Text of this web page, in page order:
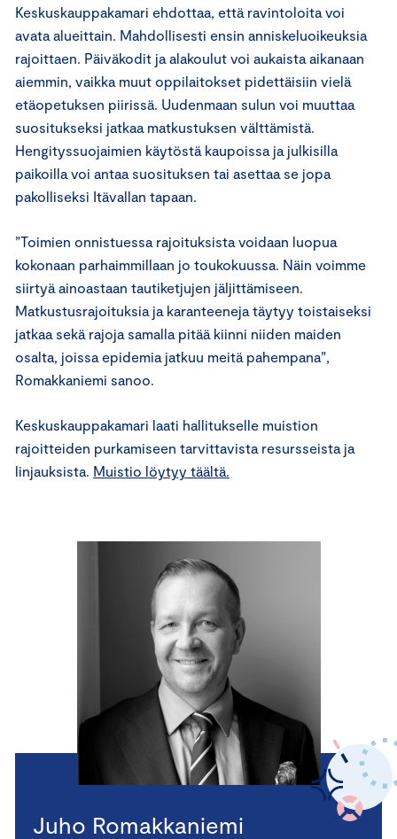
Keskuskauppakamari ehdottaa, että ravintoloita voi
avata alueittain. Mahdollisesti ensin anniskeluoikeuksia
rajoittaen. Päiväkodit ja alakoulut voi aukaista aikanaan
aiemmin, vaikka muut oppilaitokset pidettäisiin vielä
etäopetuksen piirissä. Uudenmaan sulun voi muuttaa
suositukseksi jatkaa matkustuksen välttämistä.
Hengityssuojaimien käytöstä kaupoissa ja julkisilla
paikoilla voi antaa suosituksen tai asettaa se jopa
pakolliseksi Itävallan tapaan.
”Toimien onnistuessa rajoituksista voidaan luopua
kokonaan parhaimmillaan jo toukokuussa. Näin voimme
siirtyä ainoastaan tautiketjujen jäljittämiseen.
Matkustusrajoituksia ja karanteeneja täytyy toistaiseksi
jatkaa sekä rajoja samalla pitää kiinni niiden maiden
osalta, joissa epidemia jatkuu meitä pahempana”,
Romakkaniemi sanoo.
Keskuskauppakamari laati hallitukselle muistion
rajoitteiden purkamiseen tarvittavista resursseista ja
linjauksista. Muistio löytyy täältä.
Juho Romakkaniemi